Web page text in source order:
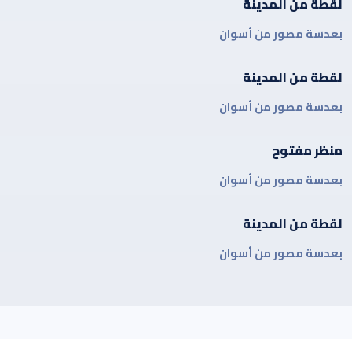
بعدسة مصور من أسوان
لقطة من المدينة
بعدسة مصور من أسوان
منظر مفتوح
بعدسة مصور من أسوان
لقطة من المدينة
بعدسة مصور من أسوان